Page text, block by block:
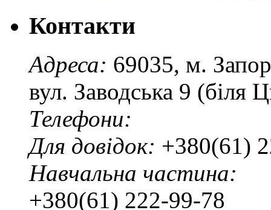
Контакти
Адреса: 69035, м.
вул. Заводська 9 (біля
Телефони:
Для довідок: +380(61)
Навчальна частина:
+380(61) 222-99-78